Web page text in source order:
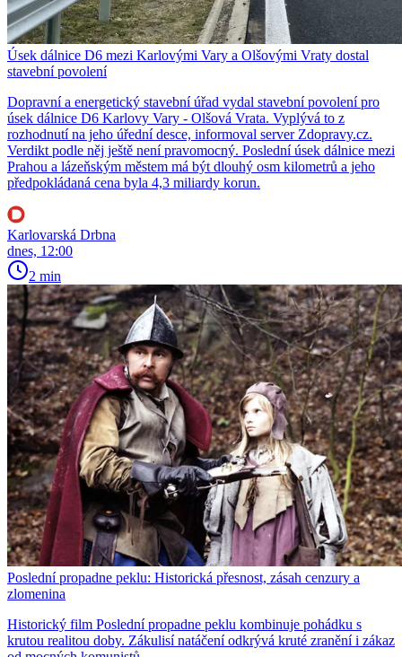
Úsek dálnice D6 mezi Karlovými Vary a Olšovými Vraty dostal
stavební povolení
Dopravní a energetický stavební úřad vydal stavební povolení pro
úsek dálnice D6 Karlovy Vary - Olšová Vrata. Vyplývá to z
rozhodnutí na jeho úřední desce, informoval server Zdopravy.cz.
Verdikt podle něj ještě není pravomocný. Poslední úsek dálnice mezi
Prahou a lázeňským městem má být dlouhý osm kilometrů a jeho
předpokládaná cena byla 4,3 miliardy korun.
Karlovarská Drbna
dnes, 12:00
2 min
Poslední propadne peklu: Historická přesnost, zásah cenzury a
zlomenina
Historický film Poslední propadne peklu kombinuje pohádku s
krutou realitou doby. Zákulisí natáčení odkrývá kruté zranění i zákaz